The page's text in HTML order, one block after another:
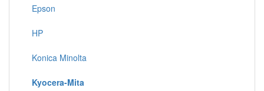
Epson
HP
Konica Minolta
Kyocera-Mita